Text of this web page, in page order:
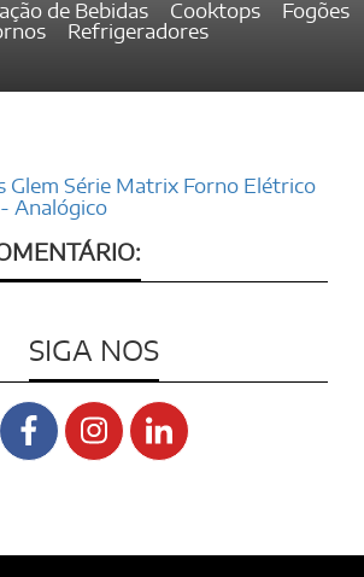
de Bebidas Cooktops
Fogões
Refrigeradores
Glem Série Matrix Forno Elétrico
Analógico
SIGA NOS